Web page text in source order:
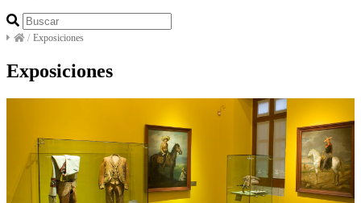
/ Exposiciones
Exposiciones